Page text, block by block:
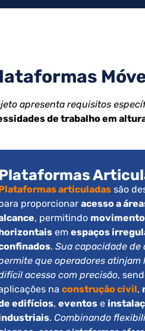
apresenta requisitos
de trabalho em
articuladas são
proporcionaracesso a
, permitindo
emespaços
.Sua capacidade de
que operadores atinjam
acesso com precisão,
naconstrução civil,
edifícios,eventos e
.Combinando